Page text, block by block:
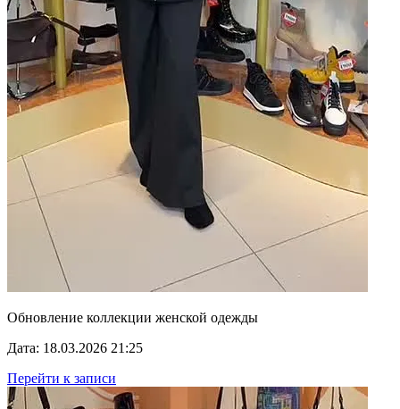
Обновление коллекции женской одежды
Дата: 18.03.2026 21:25
Перейти к записи